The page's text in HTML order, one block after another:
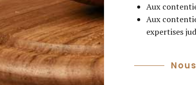
Aux
Aux
expertises